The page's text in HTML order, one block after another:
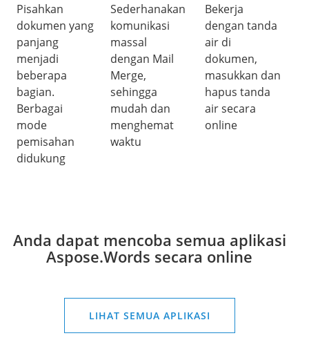
Pisahkan
dokumen yang
panjang
menjadi
beberapa
bagian.
Berbagai
mode
pemisahan
didukung
Sederhanakan
komunikasi
massal
dengan Mail
Merge,
sehingga
mudah dan
menghemat
waktu
Bekerja
dengan tanda
air di
dokumen,
masukkan dan
hapus tanda
air secara
online
Anda dapat mencoba semua aplikasi
Aspose.Words secara online
LIHAT SEMUA APLIKASI